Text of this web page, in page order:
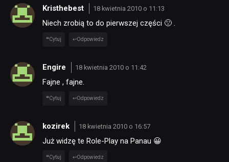
Kristhebest 18 kwietnia 2010 o 11:13
Niech zrobią to do pierwszej części 🙁 .
Cytuj Odpowiedz
Engire 18 kwietnia 2010 o 11:42
Fajne , fajne.
Cytuj Odpowiedz
kozirek 18 kwietnia 2010 o 16:57
Już widzę te Role-Play na Panau 😀
Cytuj Odpowiedz